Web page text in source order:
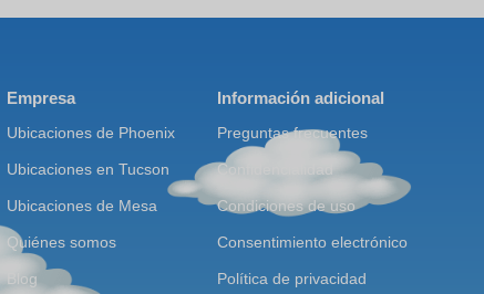
Empresa
Ubicaciones de Phoenix
Ubicaciones en Tucson
Ubicaciones de Mesa
Quiénes somos
Blog
Información adicional
Preguntas frecuentes
Confidencialidad
Condiciones de uso
Consentimiento electrónico
Política de privacidad